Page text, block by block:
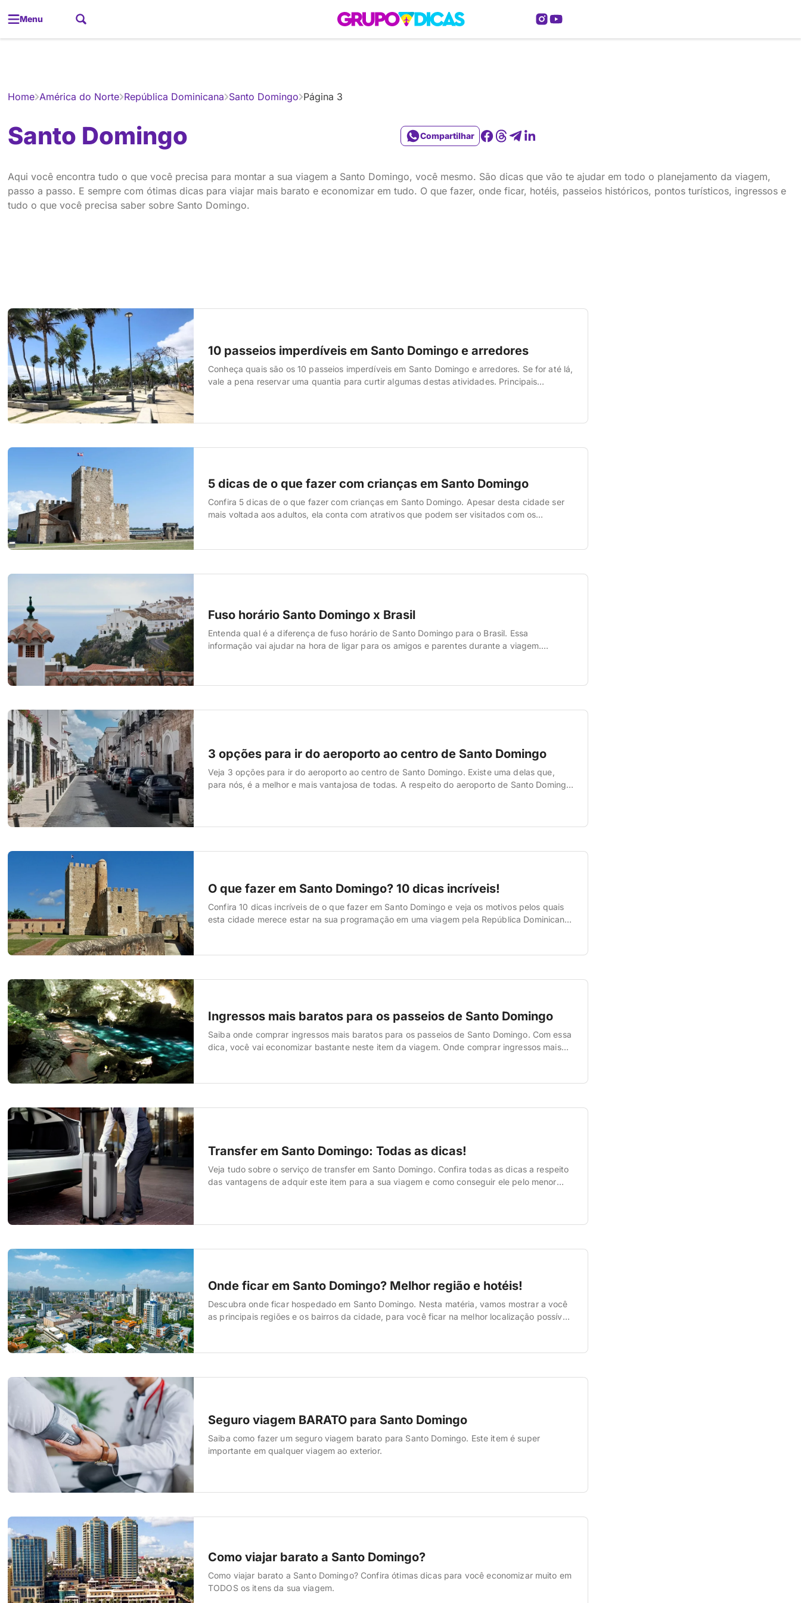
Menu América do SulBrasilCaribeEuropaEstados Unidos Quem Somos
Home América do Norte República Dominicana Santo Domingo Página 3
Santo Domingo Compartilhar
Aqui você encontra tudo o que você precisa para montar a sua viagem a Santo Domingo, você mesmo. São dicas que vão te ajudar em todo o planejamento da viagem,
passo a passo. E sempre com ótimas dicas para viajar mais barato e economizar em tudo. O que fazer, onde ficar, hotéis, passeios históricos, pontos turísticos, ingressos e
tudo o que você precisa saber sobre Santo Domingo.
10 passeios imperdíveis em Santo Domingo e arredores
Conheça quais são os 10 passeios imperdíveis em Santo Domingo e arredores. Se for até lá,
vale a pena reservar uma quantia para curtir algumas destas atividades. Principais
5 dicas de o que fazer com crianças em Santo Domingo
Confira 5 dicas de o que fazer com crianças em Santo Domingo. Apesar desta cidade ser
mais voltada aos adultos, ela conta com atrativos que podem ser visitados com os
Fuso horário Santo Domingo x Brasil
Entenda qual é a diferença de fuso horário de Santo Domingo para o Brasil. Essa
informação vai ajudar na hora de ligar para os amigos e parentes durante a viagem.
3 opções para ir do aeroporto ao centro de Santo Domingo
Veja 3 opções para ir do aeroporto ao centro de Santo Domingo. Existe uma delas que,
para nós, é a melhor e mais vantajosa de todas. A respeito do aeroporto de Santo Domingo
O que fazer em Santo Domingo? 10 dicas incríveis!
Confira 10 dicas incríveis de o que fazer em Santo Domingo e veja os motivos pelos quais
esta cidade merece estar na sua programação em uma viagem pela República Dominicana.
Ingressos mais baratos para os passeios de Santo Domingo
Saiba onde comprar ingressos mais baratos para os passeios de Santo Domingo. Com essa
dica, você vai economizar bastante neste item da viagem. Onde comprar ingressos mais
Transfer em Santo Domingo: Todas as dicas!
Veja tudo sobre o serviço de transfer em Santo Domingo. Confira todas as dicas a respeito
das vantagens de adquir este item para a sua viagem e como conseguir ele pelo menor
Onde ficar em Santo Domingo? Melhor região e hotéis!
Descubra onde ficar hospedado em Santo Domingo. Nesta matéria, vamos mostrar a você
as principais regiões e os bairros da cidade, para você ficar na melhor localização possível.
Seguro viagem BARATO para Santo Domingo
Saiba como fazer um seguro viagem barato para Santo Domingo. Este item é super
importante em qualquer viagem ao exterior.
Como viajar barato a Santo Domingo?
Como viajar barato a Santo Domingo? Confira ótimas dicas para você economizar muito em
TODOS os itens da sua viagem.